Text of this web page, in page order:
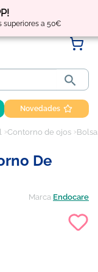
superiores a 50€
tus compras

Novedades
Contorno de ojos
De
Marca Endocare